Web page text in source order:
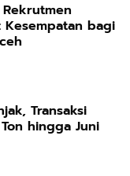
Kesempatan bagi
Transaksi
hingga Juni